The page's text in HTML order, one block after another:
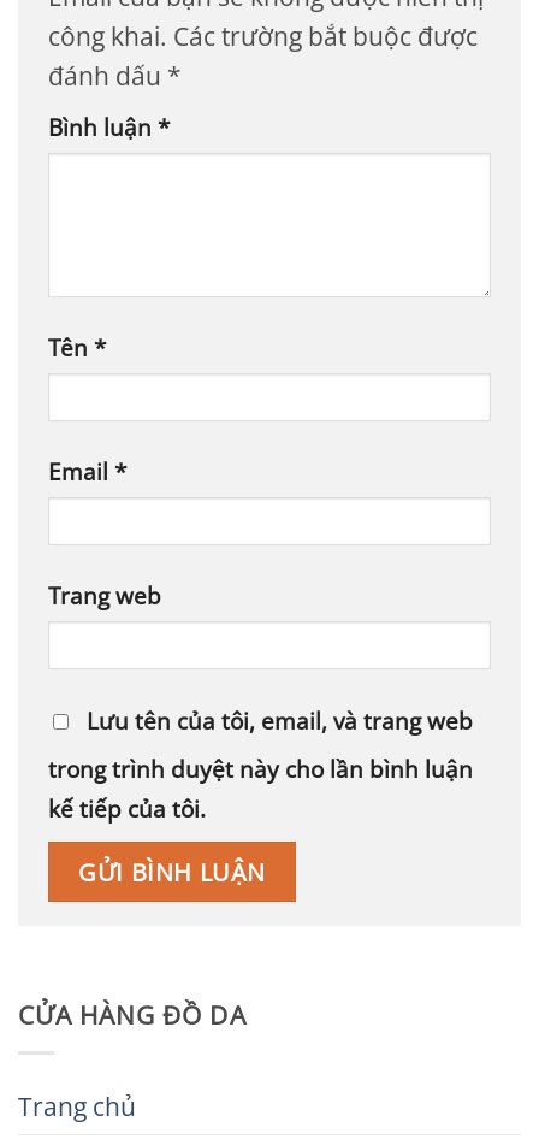
CỬA HÀNG ĐỒ DA
Trang chủ
công khai. Các trường bắt buộc được
đánh dấu *
Bình luận *
Tên *
Email *
Trang web
Lưu tên của tôi, email, và trang web
trong trình duyệt này cho lần bình luận
kế tiếp của tôi.